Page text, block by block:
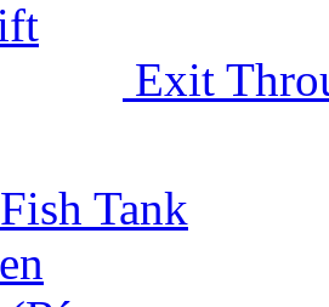
Exit
Fish Tank